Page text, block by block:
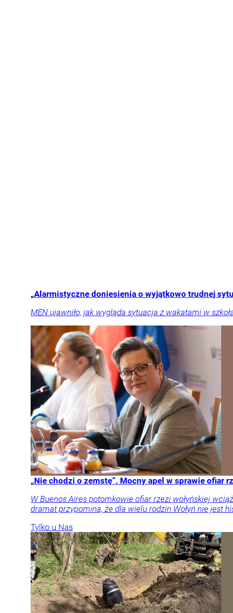
„Alarmistyczne doniesienia o wyjątkowo trudnej
MEN ujawniło, jak wygląda sytuacja z wakatami w
„Nie chodzi o zemstę”. Mocny apel w sprawie ofiar
W Buenos Aires potomkowie ofiar rzezi wołyńskiej
dramat przypomina, że dla wielu rodzin Wołyń nie jest
Tylko u Nas